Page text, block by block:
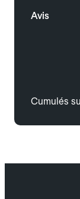
Avis
Cumulés